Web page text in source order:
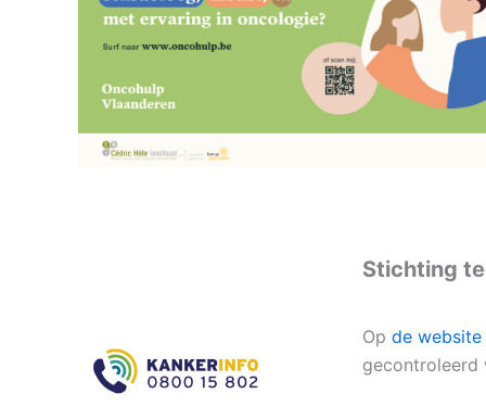
Stichting
Op de website
gecontroleerd